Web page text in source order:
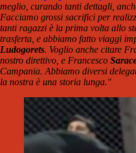
meglio, curando tanti dettagli,
Facciamo grossi sacrifici per
tanti ragazzi è la prima volta allo
trasferta, e abbiamo fatto viaggi
Ludogorets. Voglio anche citare
nostro direttivo, e Francesco
Campania. Abbiamo diversi
la nostra è una storia lunga."